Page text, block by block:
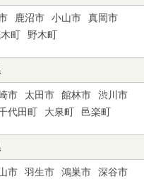
鹿沼市 小山市
真岡市
町 野木町
市 太田市 館林市
渋川市
代田町 大泉町 邑楽町
市 羽生市 鴻巣市
深谷市